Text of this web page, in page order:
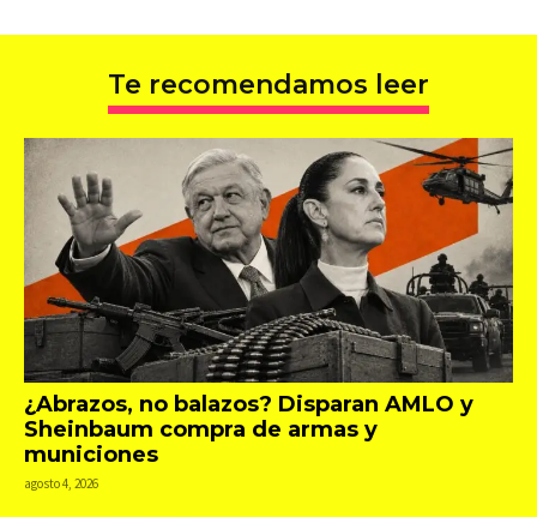
Te recomendamos leer
¿Abrazos, no balazos? Disparan AMLO y
Sheinbaum compra de armas y
municiones
agosto 4, 2026